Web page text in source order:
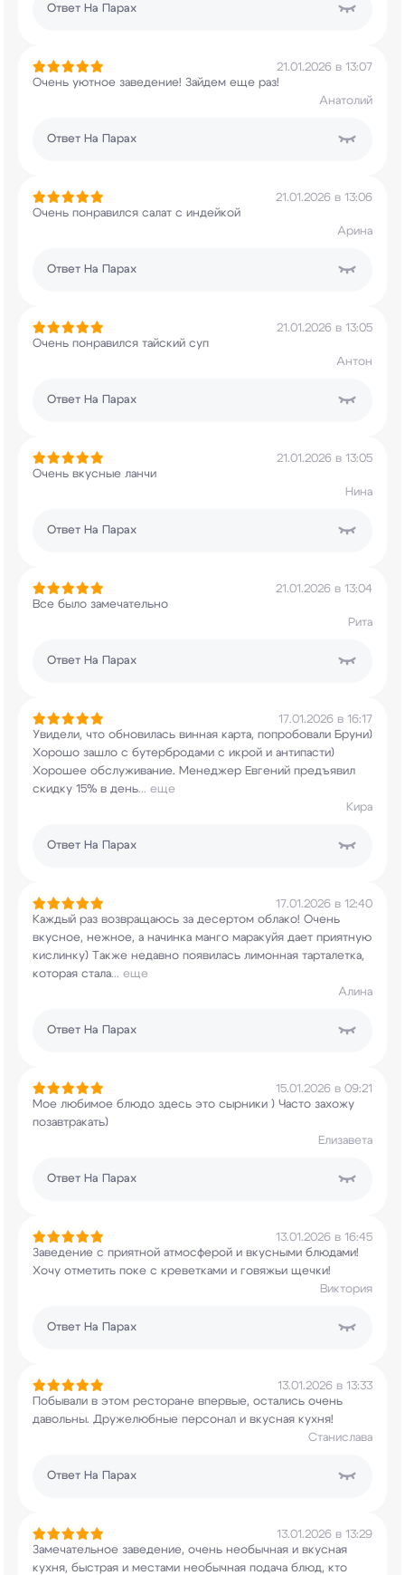
Ответ На Парах
21.01.2026 в 13:07
Очень уютное заведение! Зайдем еще раз!
Анатолий
Ответ На Парах
21.01.2026 в 13:06
Очень понравился салат с индейкой
Арина
Ответ На Парах
21.01.2026 в 13:05
Очень понравился тайский суп
Антон
Ответ На Парах
21.01.2026 в 13:05
Очень вкусные ланчи
Нина
Ответ На Парах
21.01.2026 в 13:04
Все было замечательно
Рита
Ответ На Парах
17.01.2026 в 16:17
Увидели, что обновилась винная карта, попробовали Бруни)
Хорошо зашло с бутербродами с икрой и антипасти)
Хорошее обслуживание. Менеджер Евгений предъявил
скидку 15% в день... еще
Кира
Ответ На Парах
17.01.2026 в 12:40
Каждый раз возвращаюсь за десертом облако! Очень
вкусное, нежное, а начинка манго маракуйя дает приятную
кислинку) Также недавно появилась лимонная тарталетка,
которая стала... еще
Алина
Ответ На Парах
15.01.2026 в 09:21
Мое любимое блюдо здесь это сырники ) Часто захожу
позавтракать)
Елизавета
Ответ На Парах
13.01.2026 в 16:45
Заведение с приятной атмосферой и вкусными блюдами!
Хочу отметить поке с креветками и говяжьи щечки!
Виктория
Ответ На Парах
13.01.2026 в 13:33
Побывали в этом ресторане впервые, остались очень
давольны. Дружелюбные персонал и вкусная кухня!
Станислава
Ответ На Парах
13.01.2026 в 13:29
Замечательное заведение, очень необычная и вкусная
кухня, быстрая и местами необычная подача блюд, кто